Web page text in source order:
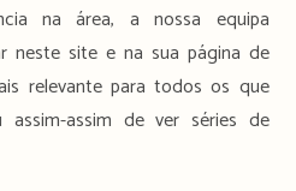
na área, a nossa equipa
neste site e na sua página de
relevante para todos os que
assim de ver séries de